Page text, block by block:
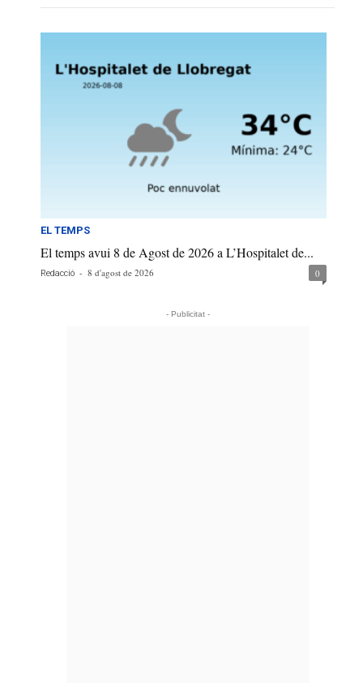
EL TEMPS
El temps avui 8 de Agost de 2026 a L’Hospitalet de...
Redacció - 8 d'agost de 2026 0
- Publicitat -